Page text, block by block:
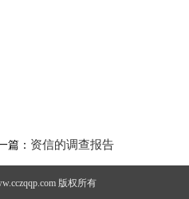
篇： 资信的调查报告
版权所有